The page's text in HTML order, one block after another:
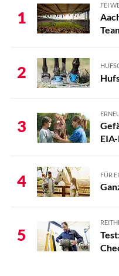
1
FEI
2
3
4 FÜR
5